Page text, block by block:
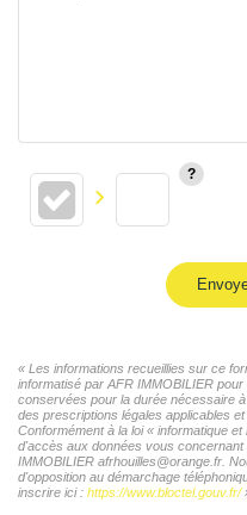
« Les informations recueillies sur ce
informatisé par AFR IMMOBILIER
conservées pour la durée nécessaire
des prescriptions légales applicables
Conformément à la loi « informatique
d'accès aux données vous
IMMOBILIER afrhouilles@orange.fr.
d'opposition au démarchage
inscrire ici : https://www.bloctel.gouv.fr/